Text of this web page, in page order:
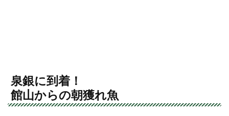
泉銀に到着！
館山からの朝獲れ魚